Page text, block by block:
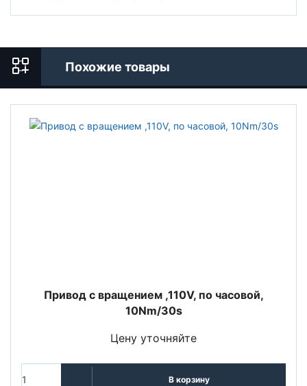
Похожие товары
Привод с вращением ,110V, по часовой,
10Nm/30s
Цену уточняйте
В корзину